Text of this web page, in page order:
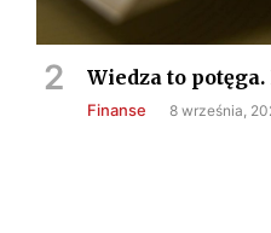
Wiedza to
Finanse 8 września,